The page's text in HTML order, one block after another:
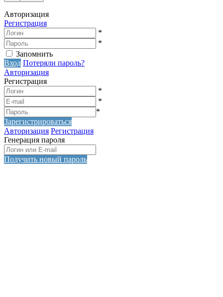
Авторизация
Регистрация
*
*
Запомнить
Вход Потеряли пароль?
Авторизация
Регистрация
*
*
*
Зарегистрироваться
Авторизация Регистрация
Генерация пароля
Получить новый пароль